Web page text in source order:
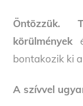
Öntözzük.
körülmények
bontakozik ki
A szívvel